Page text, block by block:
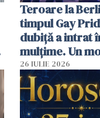
Teroare la
timpul Gay
dubiță a intrat
mulțime. Un
răniți
26 IULIE 2026